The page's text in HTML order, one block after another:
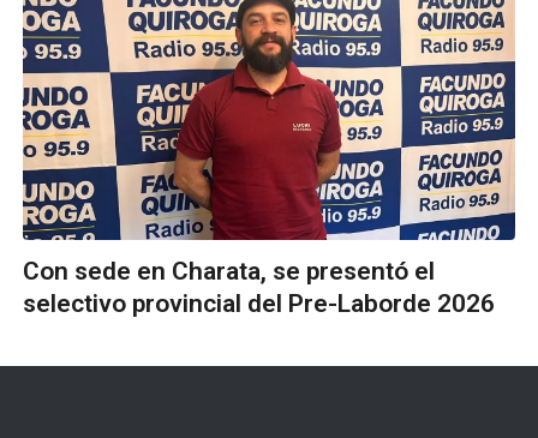
Con sede en Charata, se presentó el
selectivo provincial del Pre-Laborde 2026